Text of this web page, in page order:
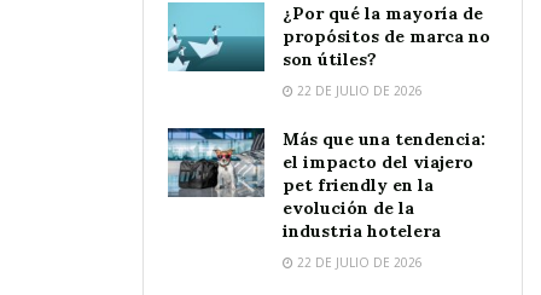
¿Por qué la mayoría de
propósitos de marca no
son útiles?
22 DE JULIO DE 2026
Más que una tendencia:
el impacto del viajero
pet friendly en la
evolución de la
industria hotelera
22 DE JULIO DE 2026